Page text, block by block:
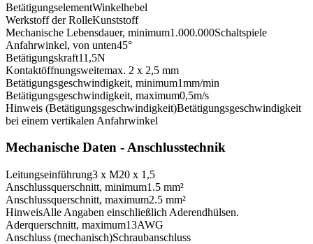
BetätigungselementWinkelhebel
Werkstoff der RolleKunststoff
Mechanische Lebensdauer, minimum1.000.000Schaltspiele
Anfahrwinkel, von unten45°
Betätigungskraft11,5N
Kontaktöffnungsweitemax. 2 x 2,5 mm
Betätigungsgeschwindigkeit, minimum1mm/min
Betätigungsgeschwindigkeit, maximum0,5m/s
Hinweis (Betätigungsgeschwindigkeit)Betätigungsgeschwindigkeit
bei einem vertikalen Anfahrwinkel
Mechanische Daten - Anschlusstechnik
Leitungseinführung3 x M20 x 1,5
Anschlussquerschnitt, minimum1.5 mm²
Anschlussquerschnitt, maximum2.5 mm²
HinweisAlle Angaben einschließlich Aderendhülsen.
Aderquerschnitt, maximum13AWG
Anschluss (mechanisch)Schraubanschluss